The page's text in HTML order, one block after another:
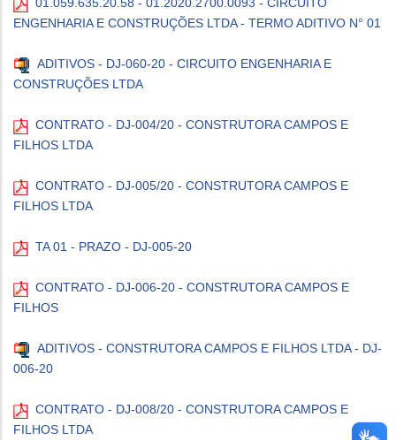
01.059.635.20.58 - 01.2020.2700.0093 - CIRCUITO
ENGENHARIA E CONSTRUÇÕES LTDA - TERMO ADITIVO N° 01
ADITIVOS - DJ-060-20 - CIRCUITO ENGENHARIA E
CONSTRUÇÕES LTDA
CONTRATO - DJ-004/20 - CONSTRUTORA CAMPOS E
FILHOS LTDA
CONTRATO - DJ-005/20 - CONSTRUTORA CAMPOS E
FILHOS LTDA
TA 01 - PRAZO - DJ-005-20
CONTRATO - DJ-006-20 - CONSTRUTORA CAMPOS E
FILHOS
ADITIVOS - CONSTRUTORA CAMPOS E FILHOS LTDA - DJ-
006-20
CONTRATO - DJ-008/20 - CONSTRUTORA CAMPOS E
FILHOS LTDA